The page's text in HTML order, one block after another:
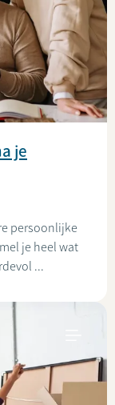
je
persoonlijke
je heel wat
...